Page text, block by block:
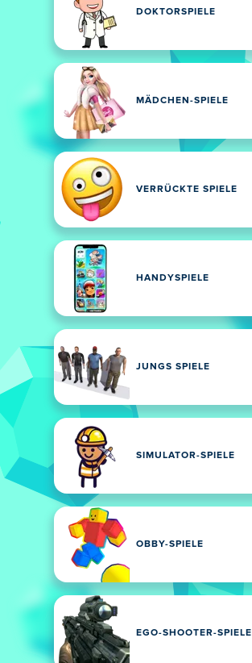
DOKTORSPIELE
MÄDCHEN-SPIELE
VERRÜCKTE SPIELE
HANDYSPIELE
JUNGS SPIELE
SIMULATOR-SPIELE
OBBY-SPIELE
EGO-SHOOTER-SPIELE